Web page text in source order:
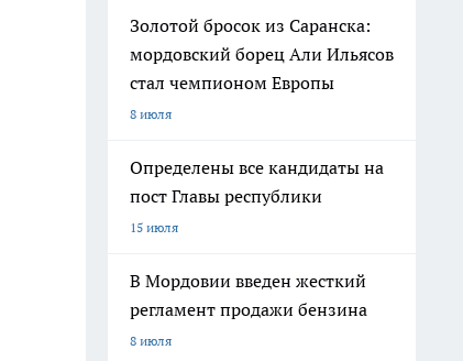
Золотой бросок из Саранска:
мордовский борец Али Ильясов
стал чемпионом Европы
8 июля
Определены все кандидаты на
пост Главы республики
15 июля
В Мордовии введен жесткий
регламент продажи бензина
8 июля